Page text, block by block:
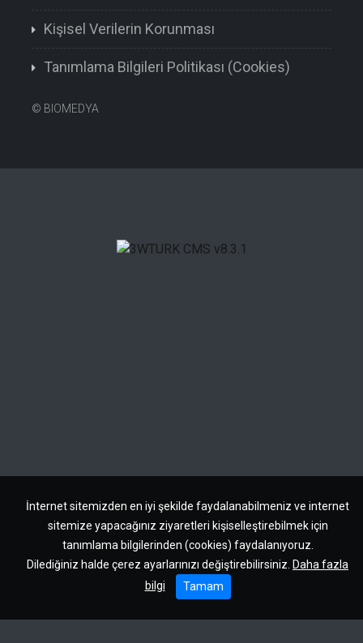
İnternet sitemizden en iyi şekilde faydalanabilmeniz ve internet
sitemize yapacağınız ziyaretleri kişiselleştirebilmek için
tanımlama bilgilerinden (cookies) faydalanıyoruz.
Dilediğiniz halde çerez ayarlarınızı değiştirebilirsiniz. Daha fazla
bilgi
Tamam
Kişisel Verilerin Korunması
Tanımlama Bilgileri Politikası (Cookies)
© BIOMEDYA